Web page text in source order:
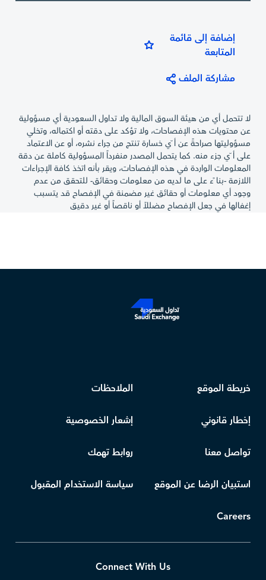
إضافة إلى قائمة
المتابعة
مشاركة الملف
لا تتحمل أي من هيئة السوق المالية ولا تداول السعودية أي مسؤولية
عن محتويات هذه الإفصاحات، ولا تؤكد على دقته أو اكتماله، وتخلي
مسؤوليتها صراحةً عن أ ّي خسارة تنتج من جراء نشره، أو عن الاعتماد
على أ ّي جزء منه. كما يتحمل المصدر منفرداً المسؤولية كاملة عن دقة
المعلومات الواردة في هذه الإفصاحات، ويقر بأنه اتخذ كافة الإجراءات
اللازمة -بنا ًء على ما لديه من معلومات وحقائق- للتحقق من عدم
وجود أي معلومات أو حقائق غير مضمنة في الإفصاح قد يتسبب
إغفالها في جعل الإفصاح مضللاً أو ناقصاً أو غير دقيق
خريطة الموقع الملاحظات
إخطار قانوني إشعار الخصوصية
تواصل معنا روابط تهمك
استبيان الرضا عن الموقع سياسة الاستخدام المقبول
Careers
Connect With Us